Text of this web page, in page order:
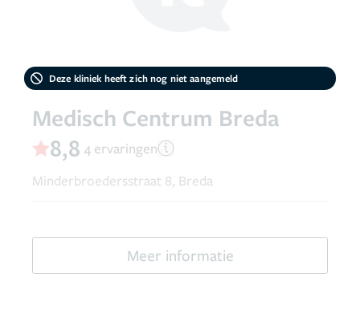
Deze kliniek heeft zich nog niet aangemeld
Medisch Centrum Breda
8,8 4 ervaringen
Minderbroedersstraat 8, Breda
Meer informatie